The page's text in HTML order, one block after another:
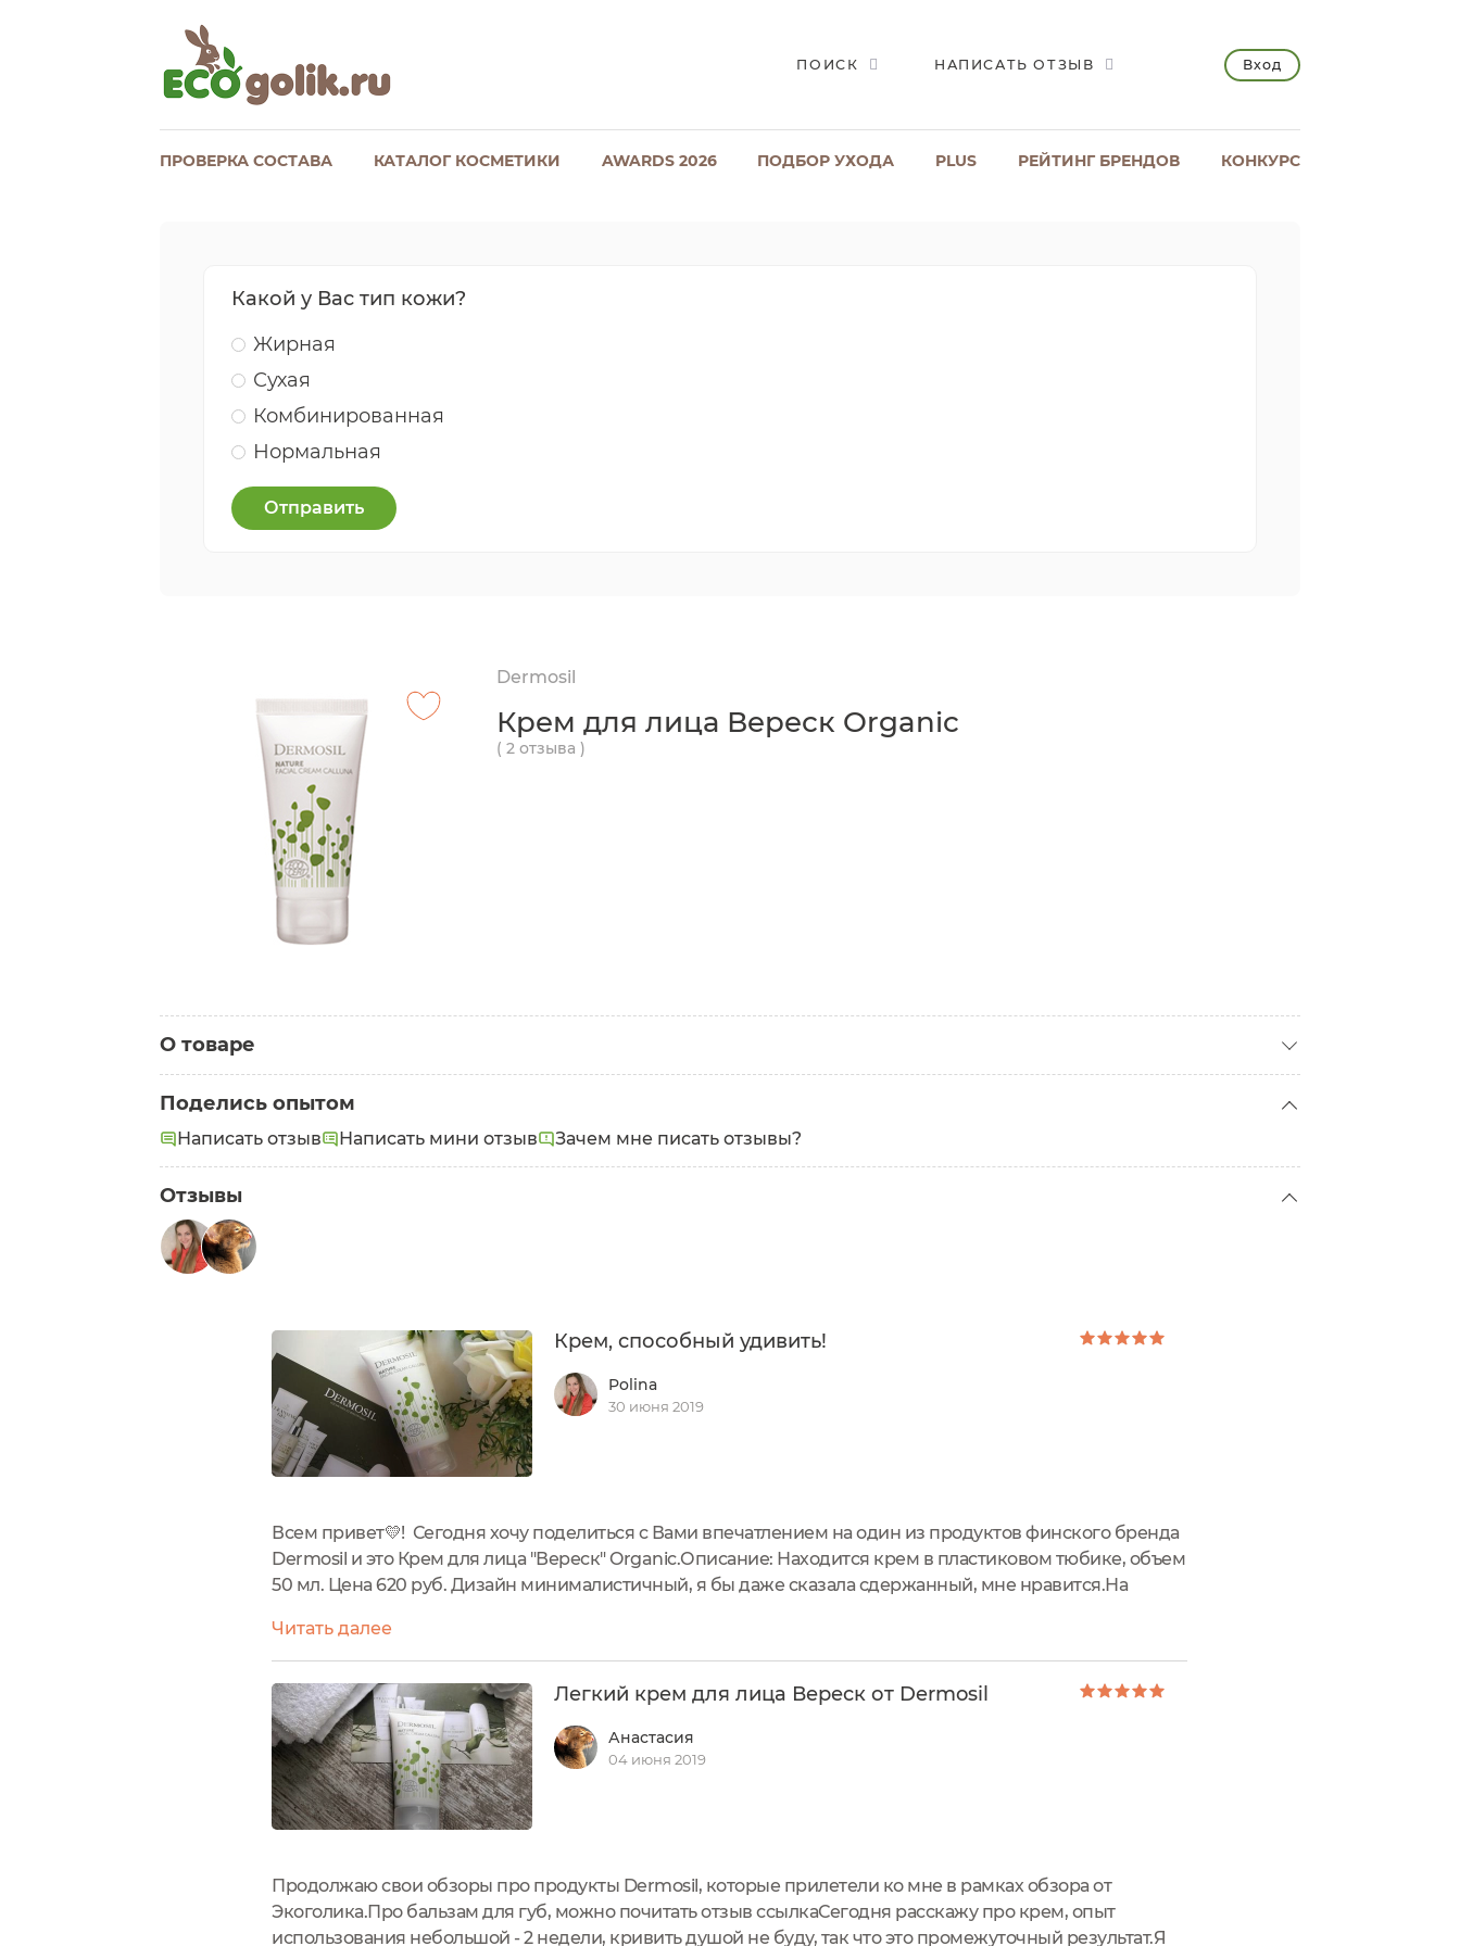
ПОИСК НАПИСАТЬ ОТЗЫВ Вход
ПРОВЕРКА СОСТАВА КАТАЛОГ КОСМЕТИКИ AWARDS 2026 ПОДБОР УХОДА PLUS РЕЙТИНГ БРЕНДОВ КОНКУРС
Какой у Вас тип кожи?
Жирная
Сухая
Комбинированная
Нормальная
Отправить
Dermosil
Крем для лица Вереск Organic
( 2 отзыва )
О товаре
Поделись опытом
Написать отзыв Написать мини отзыв Зачем мне писать отзывы?
Отзывы
Крем, способный удивить!
Polina
30 июня 2019
Всем привет💛! Сегодня хочу поделиться с Вами впечатлением на один из продуктов финского бренда
Dermosil и это Крем для лица "Вереск" Organic.Описание: Находится крем в пластиковом тюбике, объем
50 мл. Цена 620 руб. Дизайн минималистичный, я бы даже сказала сдержанный, мне нравится.На
типа флип-топ. Все просто...
Читать далее
Легкий крем для лица Вереск от Dermosil
Анастасия
04 июня 2019
Продолжаю свои обзоры про продукты Dermosil, которые прилетели ко мне в рамках обзора от
Экоголика.Про бальзам для губ, можно почитать отзыв ссылкаСегодня расскажу про крем, опыт
использования небольшой - 2 недели, кривить душой не буду, так что это промежуточный результат.Я